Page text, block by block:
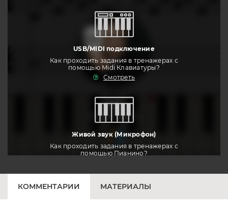
USB/MIDI подключение
Как проходить задания в тренажерах с
помощью Midi Клавиатуры?
Смотреть
Живой звук (Микрофон)
Как проходить задания в тренажерах с
помощью Пианино?
тренировать
КОММЕНТАРИИ МАТЕРИАЛЫ